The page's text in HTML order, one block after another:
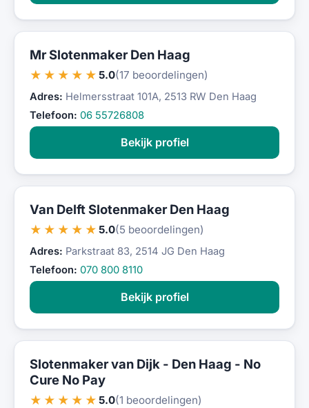
Mr Slotenmaker Den Haag
★★★★★ 5.0(17 beoordelingen)
Adres: Helmersstraat 101A, 2513 RW Den Haag
Telefoon: 06 55726808
Bekijk profiel
Van Delft Slotenmaker Den Haag
★★★★★ 5.0(5 beoordelingen)
Adres: Parkstraat 83, 2514 JG Den Haag
Telefoon: 070 800 8110
Bekijk profiel
Slotenmaker van Dijk - Den Haag - No
Cure No Pay
★★★★★ 5.0(1 beoordelingen)